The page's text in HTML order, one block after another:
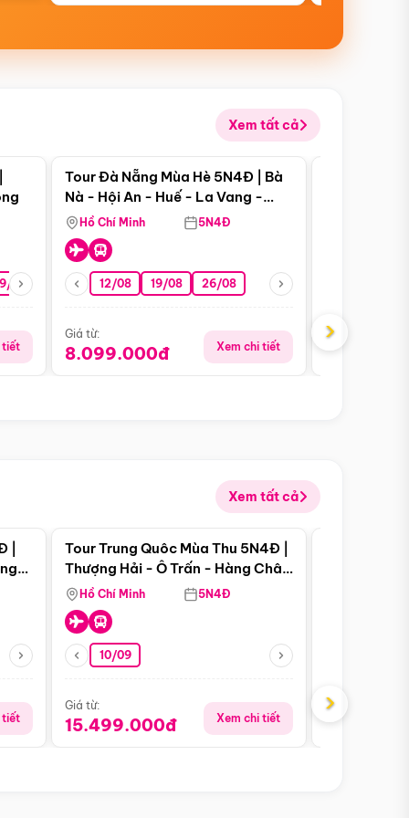
Xem tất cả
08 22/08 26/08 05/09 09/09
tiết
Điểm nổi bật
Tour Đà Nẵng Mùa Hè 5N4Đ | Bà
Nà - Hội An - Huế - La Vang -
Động Thiên Đường
Hồ Chí Minh 5N4Đ
12/08 19/08 26/08
Giá từ:
8.099.000đ Xem chi tiết
Giá từ:
›
Xem tất cả
|
tiết
Điểm nổi bật
Tour Trung Quôc Mùa Thu 5N4Đ |
Thượng Hải - Ô Trấn - Hàng Châu
(Tour Không Shopping)
Hồ Chí Minh 5N4Đ
10/09
Giá từ:
15.499.000đ Xem chi tiết
Giá từ:
›